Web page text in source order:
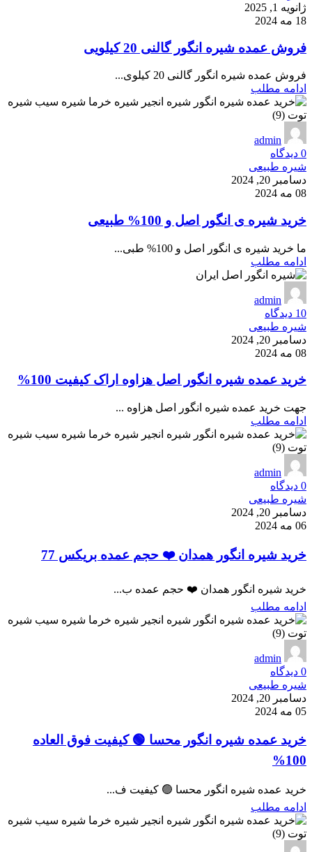
ژانویه 1, 2025
18 مه 2024
فروش عمده شیره انگور گالنی 20 کیلویی
فروش عمده شیره انگور گالنی 20 کیلوی...
ادامه مطلب
admin
0 دیدگاه
شیره طبیعی
دسامبر 20, 2024
08 مه 2024
خرید شیره ی انگور اصل و 100% طبیعی
ما خرید شیره ی انگور اصل و 100% طبی...
ادامه مطلب
admin
10 دیدگاه
شیره طبیعی
دسامبر 20, 2024
08 مه 2024
خرید عمده شیره انگور اصل هزاوه اراک کیفیت 100%
جهت خرید عمده شیره انگور اصل هزاوه ...
ادامه مطلب
admin
0 دیدگاه
شیره طبیعی
دسامبر 20, 2024
06 مه 2024
خرید شیره انگور همدان ❤️ حجم عمده بریکس 77
خرید شیره انگور همدان ❤️ حجم عمده ب...
ادامه مطلب
admin
0 دیدگاه
شیره طبیعی
دسامبر 20, 2024
05 مه 2024
خرید عمده شیره انگور محسا 🟢 کیفیت فوق العاده
100%
خرید عمده شیره انگور محسا 🟢 کیفیت ف...
ادامه مطلب